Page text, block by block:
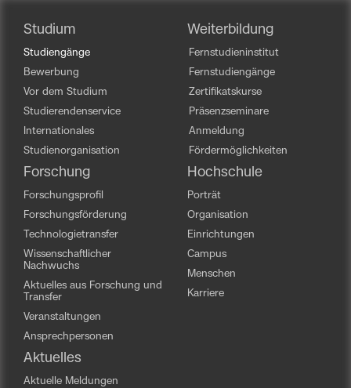
Studium
Studiengänge
Bewerbung
Vor dem Studium
Studierendenservice
Internationales
Studienorganisation
Weiterbildung
Fernstudieninstitut
Fernstudiengänge
Zertifikatskurse
Präsenzseminare
Anmeldung
Fördermöglichkeiten
Forschung
Forschungsprofil
Forschungsförderung
Technologietransfer
Wissenschaftlicher
Nachwuchs
Aktuelles aus Forschung und
Transfer
Veranstaltungen
Ansprechpersonen
Hochschule
Porträt
Organisation
Einrichtungen
Campus
Menschen
Karriere
Aktuelles
Aktuelle Meldungen